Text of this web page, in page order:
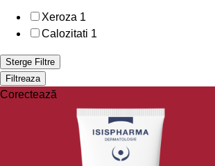
Xeroza 1
Calozitati 1
Sterge Filtre
Filtreaza
Corectează